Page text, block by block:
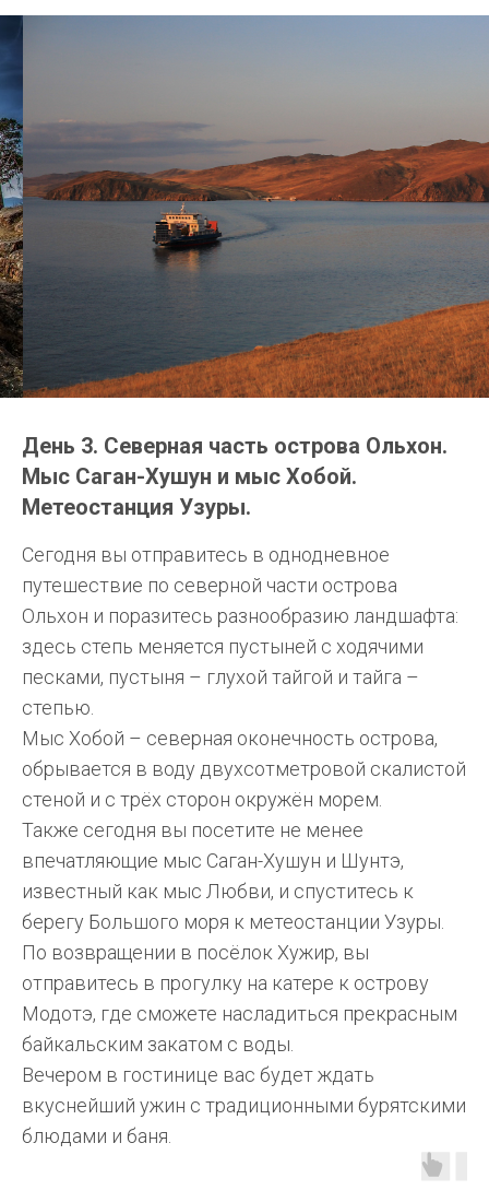
День 3. Северная часть острова Ольхон.
Мыс Саган-Хушун и мыс Хобой.
Метеостанция Узуры.
Сегодня вы отправитесь в однодневное
путешествие по северной части острова
Ольхон и поразитесь разнообразию ландшафта:
здесь степь меняется пустыней с ходячими
песками, пустыня – глухой тайгой и тайга –
степью.
Мыс Хобой – северная оконечность острова,
обрывается в воду двухсотметровой скалистой
стеной и с трёх сторон окружён морем.
Также сегодня вы посетите не менее
впечатляющие мыс Саган-Хушун и Шунтэ,
известный как мыс Любви, и спуститесь к
берегу Большого моря к метеостанции Узуры.
По возвращении в посёлок Хужир, вы
отправитесь в прогулку на катере к острову
Модотэ, где сможете насладиться прекрасным
байкальским закатом с воды.
Вечером в гостинице вас будет ждать
вкуснейший ужин с традиционными бурятскими
блюдами и баня.